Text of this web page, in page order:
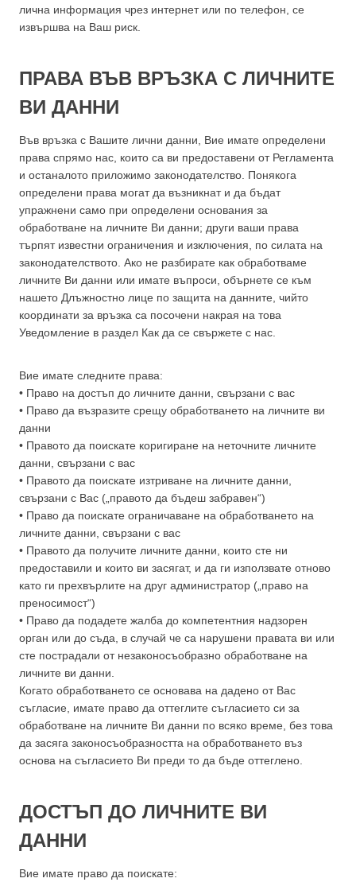
лична информация чрез интернет или по телефон, се
извършва на Ваш риск.
ПРАВА ВЪВ ВРЪЗКА С ЛИЧНИТЕ
ВИ ДАННИ
Във връзка с Вашите лични данни, Вие имате определени
права спрямо нас, които са ви предоставени от Регламента
и останалото приложимо законодателство. Понякога
определени права могат да възникнат и да бъдат
упражнени само при определени основания за
обработване на личните Ви данни; други ваши права
търпят известни ограничения и изключения, по силата на
законодателството. Ако не разбирате как обработваме
личните Ви данни или имате въпроси, обърнете се към
нашето Длъжностно лице по защита на данните, чийто
координати за връзка са посочени накрая на това
Уведомление в раздел Как да се свържете с нас.
Вие имате следните права:
• Право на достъп до личните данни, свързани с вас
• Право да възразите срещу обработването на личните ви
данни
• Правото да поискате коригиране на неточните личните
данни, свързани с вас
• Правото да поискате изтриване на личните данни,
свързани с Вас („правото да бъдеш забравен“)
• Право да поискате ограничаване на обработването на
личните данни, свързани с вас
• Правото да получите личните данни, които сте ни
предоставили и които ви засягат, и да ги използвате отново
като ги прехвърлите на друг администратор („право на
преносимост“)
• Право да подадете жалба до компетентния надзорен
орган или до съда, в случай че са нарушени правата ви или
сте пострадали от незаконосъобразно обработване на
личните ви данни.
Когато обработването се основава на дадено от Вас
съгласие, имате право да оттеглите съгласието си за
обработване на личните Ви данни по всяко време, без това
да засяга законосъобразността на обработването въз
основа на съгласието Ви преди то да бъде оттеглено.
ДОСТЪП ДО ЛИЧНИТЕ ВИ
ДАННИ
Вие имате право да поискате: